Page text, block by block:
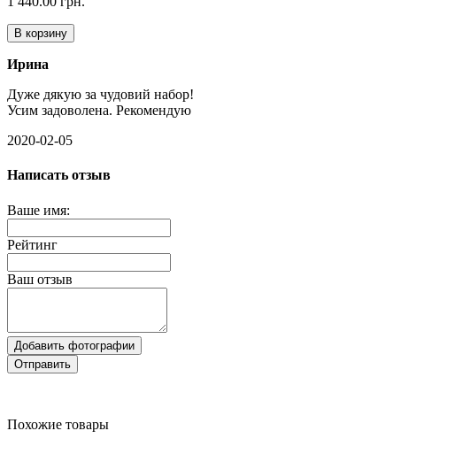
В корзину
Ирина
Дуже дякую за чудовий набор!
Усим задоволена. Рекомендую
2020-02-05
Написать отзыв
Ваше имя:
Рейтинг
Ваш отзыв
Добавить фотографии
Отправить
Похожие товары